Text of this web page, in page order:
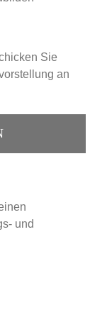
Sie
an
und